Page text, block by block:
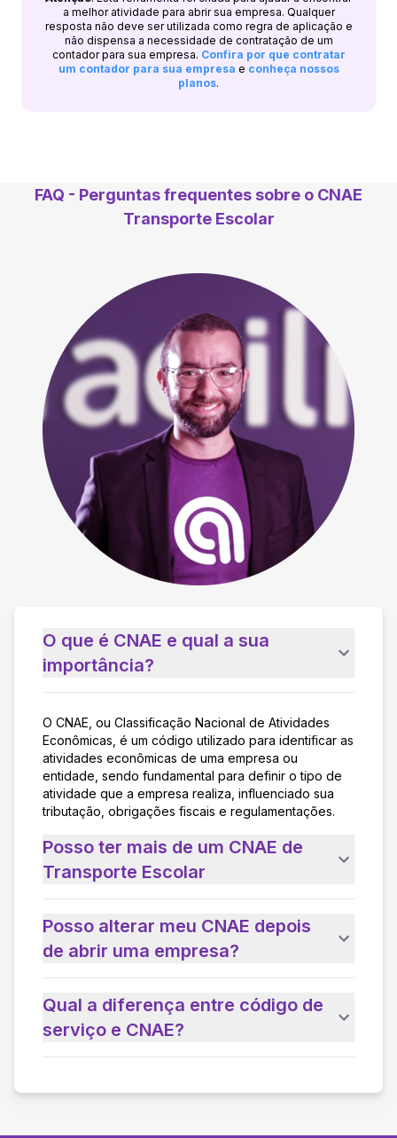
a melhor atividade para abrir sua empresa. Qualquer
resposta não deve ser utilizada como regra de aplicação e
não dispensa a necessidade de contratação de um
contador para sua empresa. Confira por que contratar
um contador para sua empresa e conheça nossos
planos.
FAQ - Perguntas frequentes sobre o CNAE
Transporte Escolar
O que é CNAE e qual a sua
importância?
O CNAE, ou Classificação Nacional de Atividades
Econômicas, é um código utilizado para identificar as
atividades econômicas de uma empresa ou
entidade, sendo fundamental para definir o tipo de
atividade que a empresa realiza, influenciado sua
tributação, obrigações fiscais e regulamentações.
Posso ter mais de um CNAE de
Transporte Escolar
Posso alterar meu CNAE depois
de abrir uma empresa?
Qual a diferença entre código de
serviço e CNAE?